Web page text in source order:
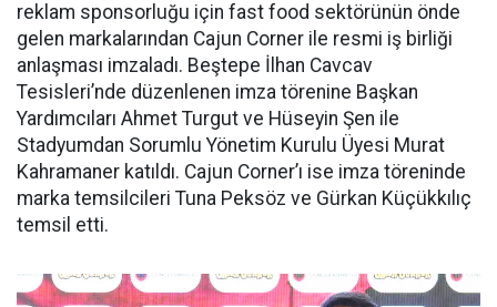
reklam sponsorluğu için fast food sektörünün önde
gelen markalarından Cajun Corner ile resmi iş birliği
anlaşması imzaladı. Beştepe İlhan Cavcav
Tesisleri’nde düzenlenen imza törenine Başkan
Yardımcıları Ahmet Turgut ve Hüseyin Şen ile
Stadyumdan Sorumlu Yönetim Kurulu Üyesi Murat
Kahramaner katıldı. Cajun Corner’ı ise imza töreninde
marka temsilcileri Tuna Peksöz ve Gürkan Küçükkılıç
temsil etti.